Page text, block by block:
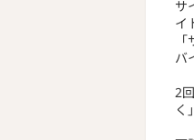
サ
イ
バ
2
く